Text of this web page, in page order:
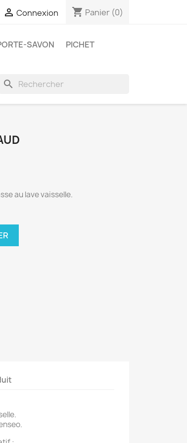
 Connexion shopping_cart Panier (0)
SAVON
PICHET
search
au lave vaisselle.